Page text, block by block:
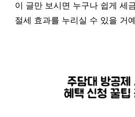
이 글만 보시면 누구나 쉽게 세
절세 효과를 누리실 수 있을 거